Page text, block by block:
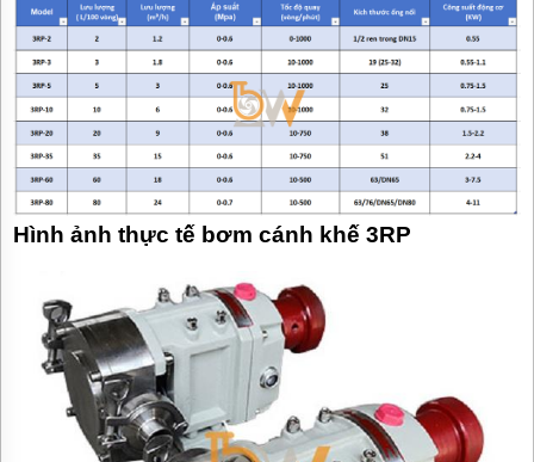
Hình ảnh thực tế bơm cánh khế 3RP